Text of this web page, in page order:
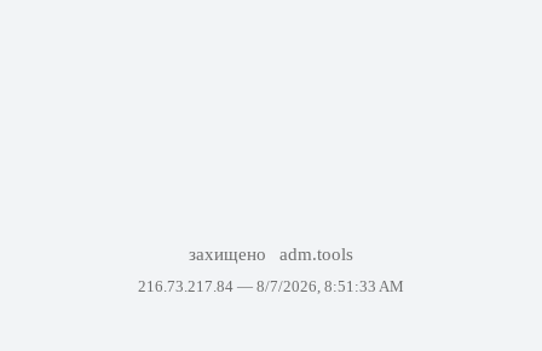
захищено adm.tools
216.73.217.84 — 8/7/2026, 8:51:33 AM